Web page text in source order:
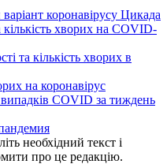
коронавірусу Цикада
кількість хворих на COVID-
та кількість хворих в
на коронавірус
випадків COVID за тиждень
необхідний текст і
про це редакцію.